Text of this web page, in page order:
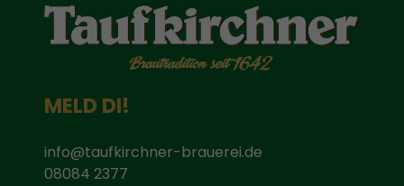
MELD DI!
info@taufkirchner-brauerei.de
08084 2377